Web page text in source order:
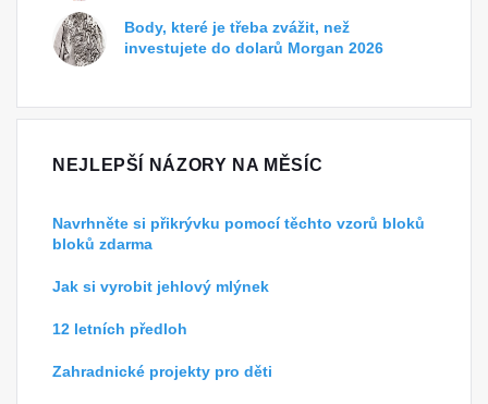
Body, které je třeba zvážit, než
investujete do dolarů Morgan 2026
NEJLEPŠÍ NÁZORY NA MĚSÍC
Navrhněte si přikrývku pomocí těchto vzorů bloků
bloků zdarma
Jak si vyrobit jehlový mlýnek
12 letních předloh
Zahradnické projekty pro děti